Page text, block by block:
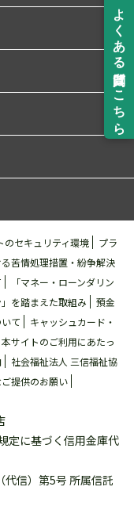
のセキュリティ環境
プラ
苦情処理措置・紛争解決
「マネー・ローンダリン
を踏まえた取組み
預金
て
キャッシュカード・
本サイトのご利用にあたっ
社会福祉法人 三信福祉協
提供のお願い
定に基づく信用金庫代
信）第5号 所属信託